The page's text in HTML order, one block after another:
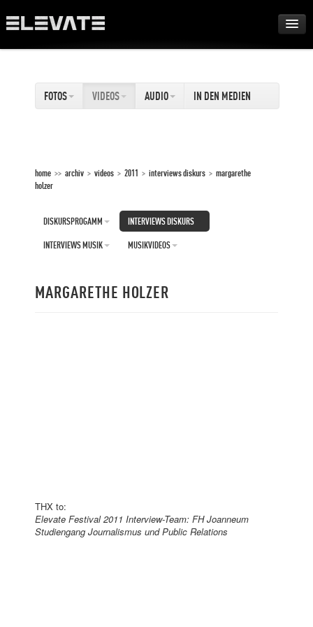
AWARDS
ARCHIV
FOTOS VIDEOS AUDIO IN DEN MEDIEN
home >> archiv > videos > 2011 > interviews diskurs > margarethe
holzer
DISKURSPROGAMM INTERVIEWS DISKURS
INTERVIEWS MUSIK MUSIKVIDEOS
MARGARETHE HOLZER
THX to:
Elevate Festival 2011 Interview-Team: FH Joanneum
Studiengang Journalismus und Public Relations